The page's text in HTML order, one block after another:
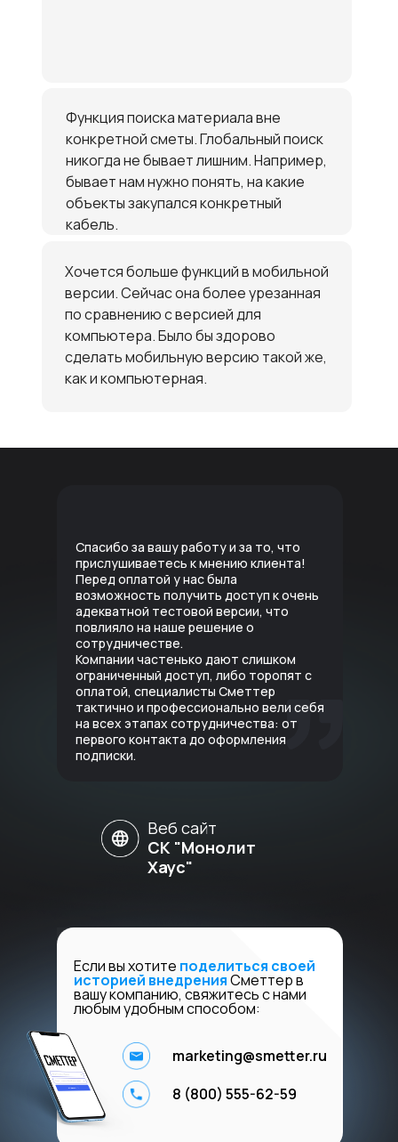
Хочется больше функций в мобильной
версии. Сейчас она более урезанная
по сравнению с версией для
компьютера. Было бы здорово
сделать мобильную версию такой же,
как и компьютерная.
Функция поиска материала вне
конкретной сметы. Глобальный поиск
никогда не бывает лишним. Например,
бывает нам нужно понять, на какие
объекты закупался конкретный
кабель.
Спасибо за вашу работу и за то, что
прислушиваетесь к мнению клиента!
Перед оплатой у нас была
возможность получить доступ к очень
адекватной тестовой версии, что
повлияло на наше решение о
сотрудничестве.
Компании частенько дают слишком
ограниченный доступ, либо торопят с
оплатой, специалисты Сметтер
тактично и профессионально вели себя
на всех этапах сотрудничества: от
первого контакта до оформления
подписки.
Веб сайт
СК "Монолит
Хаус"
Если вы хотите поделиться своей
историей внедренияСметтер в
вашу компанию, свяжитесь с нами
любым удобным способом:
marketing@smetter.ru
8 (800) 555-62-59